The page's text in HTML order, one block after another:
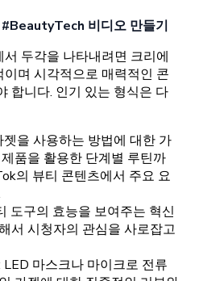
비디오 만들기
두각을 나타내려면 크리에
며 시각적으로 매력적인 콘
합니다. 인기 있는 형식은 다
젯을 사용하는 방법에 대한 가
품을 활용한 단계별 루틴까
의 뷰티 콘텐츠에서 주요 요
도구의 효능을 보여주는 혁신
서 시청자의 관심을 사로잡고
LED 마스크나 마이크로 전류